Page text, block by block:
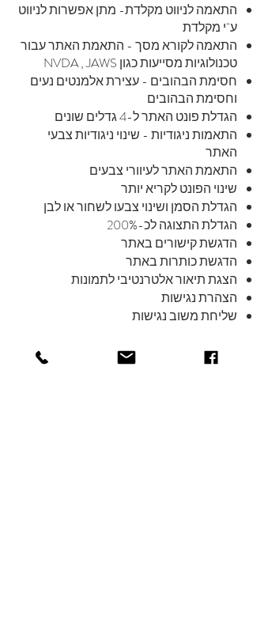
התאמה לניווט מקלדת- מתן אפשרות לניווט
ע"י מקלדת
התאמה לקורא מסך - התאמת האתר עבור
טכנולוגיות מסייעות כגון NVDA , JAWS
חסימת הבהובים - עצירת אלמנטים נעים
וחסימת הבהובים
הגדלת פונט האתר ל-4 גדלים שונים
התאמות ניגודיות - שינוי ניגודיות צבעי
האתר
התאמת האתר לעיוורי צבעים
שינוי הפונט לקריא יותר
הגדלת הסמן ושינוי צבעו לשחור או לבן
הגדלת התצוגה לכ-200%
הדגשת קישורים באתר
הדגשת כותרות באתר
הצגת תיאור אלטרנטיבי לתמונות
הצהרת נגישות
שליחת משוב נגישות
פרטי רכז/ת נגישות